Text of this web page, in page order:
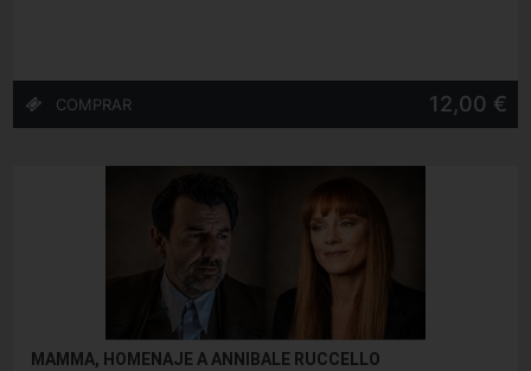
12,00 €
MAMMA, HOMENAJE A ANNIBALE RUCCELLO